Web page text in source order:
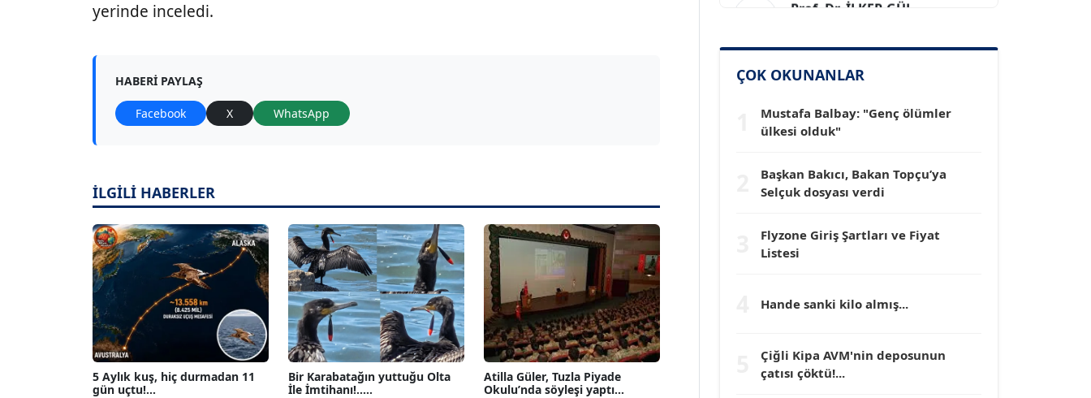
yerinde inceledi.
HABERI PAYLAŞ
Facebook X WhatsApp
İLGİLİ HABERLER
5 Aylık kuş, hiç durmadan 11
gün uçtu!...
Bir Karabatağın yuttuğu Olta
İle İmtihanı!.....
Atilla Güler, Tuzla Piyade
Okulu’nda söyleşi yaptı...
Köşe Yazarı
Köşe Yazarı
Dr. HAKAN TARTAN
Prof. Dr. YÜCEL OCAK
Köşe Yazarı
ÇOK OKUNANLAR
Mustafa Balbay: "Genç ölümler
ülkesi olduk"
Başkan Bakıcı, Bakan Topçu’ya
Selçuk dosyası verdi
Flyzone Giriş Şartları ve Fiyat
Listesi
Hande sanki kilo almış...
Çiğli Kipa AVM'nin deposunun
çatısı çöktü!...